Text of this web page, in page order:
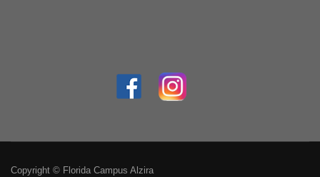
Copyright © Florida Campus Alzira